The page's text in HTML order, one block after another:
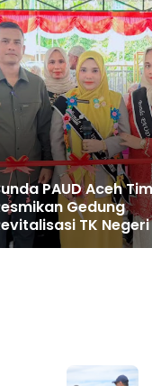
PAUD Aceh
Gedung
TK Negeri